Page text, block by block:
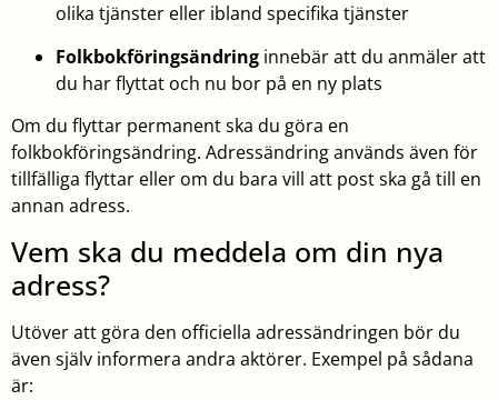
olika tjänster eller ibland specifika tjänster
Folkbokföringsändring innebär att du anmäler att
du har flyttat och nu bor på en ny plats
Om du flyttar permanent ska du göra en
folkbokföringsändring. Adressändring används även för
tillfälliga flyttar eller om du bara vill att post ska gå till en
annan adress.
Vem ska du meddela om din nya
adress?
Utöver att göra den officiella adressändringen bör du
även själv informera andra aktörer. Exempel på sådana
är: